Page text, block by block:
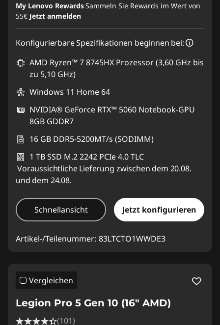
My Lenovo RewardsSammeln Sie Rewards im Wert von
55€ Jetzt anmelden
Konfigurierbare Spezifikationen beginnen bei:
AMD Ryzen™ 7 8745HX Prozessor (3,60 GHz bis
zu 5,10 GHz)
Windows 11 Home 64
NVIDIA® GeForce RTX™ 5060 Notebook-GPU
8GB GDDR7
16 GB DDR5-5200MT/s (SODIMM)
1 TB SSD M.2 2242 PCIe 4.0 TLC
Voraussichtliche Lieferung zwischen dem 20.08.
und dem 24.08.
Schnellansicht Jetzt konfigurieren
Artikel-/Teilenummer: 83LTCTO1WWDE3
Vergleichen
Legion Pro 5 Gen 10 (16" AMD)
(101)